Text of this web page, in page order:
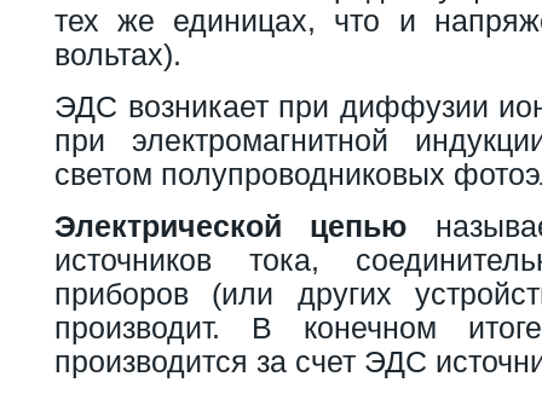
тех же единицах, что и
вольтах).
ЭДС возникает при диффузии
при электромагнитной
светом полупроводниковых
Электрической цепью
источников тока,
приборов (или других
производит. В конечном
производится за счет ЭДС